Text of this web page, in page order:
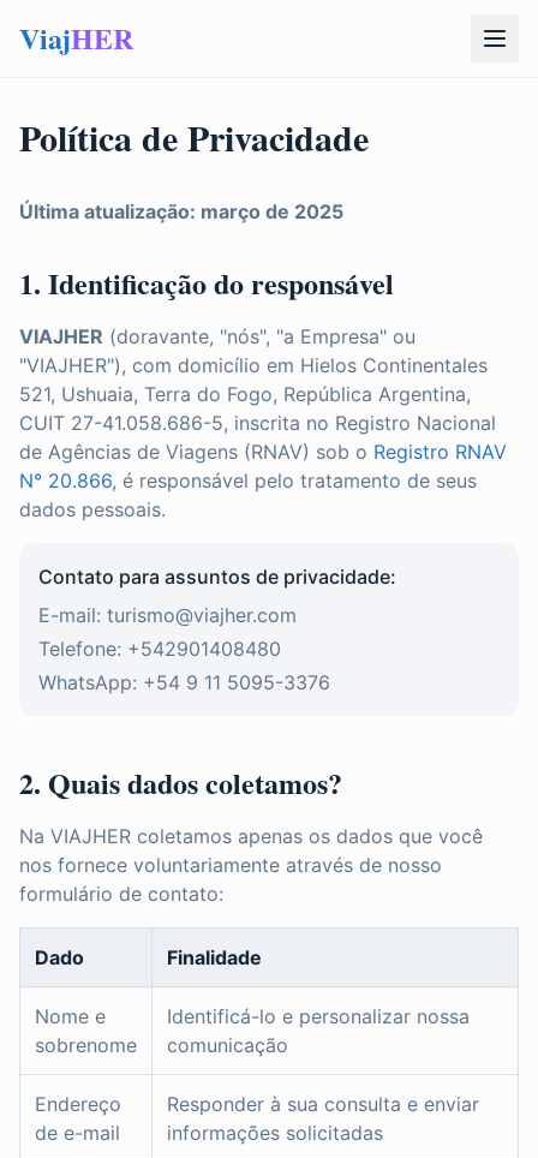
ViajHER
Política de Privacidade
Última atualização: março de 2025
1. Identificação do responsável
VIAJHER (doravante, "nós", "a Empresa" ou
"VIAJHER"), com domicílio em Hielos Continentales
521, Ushuaia, Terra do Fogo, República Argentina,
CUIT 27-41.058.686-5, inscrita no Registro Nacional
de Agências de Viagens (RNAV) sob o Registro RNAV
N° 20.866, é responsável pelo tratamento de seus
dados pessoais.
Contato para assuntos de privacidade:
E-mail: turismo@viajher.com
Telefone: +542901408480
WhatsApp: +54 9 11 5095-3376
2. Quais dados coletamos?
Na VIAJHER coletamos apenas os dados que você
nos fornece voluntariamente através de nosso
formulário de contato:
Dado Finalidade
Nome e
sobrenome
Identificá-lo e personalizar nossa
comunicação
Endereço
de e-mail
Responder à sua consulta e enviar
informações solicitadas